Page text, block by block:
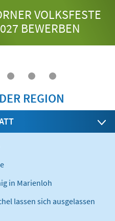
VOLKSFESTE
BEWERBEN
REGION
in Marienloh
lassen sich ausgelassen